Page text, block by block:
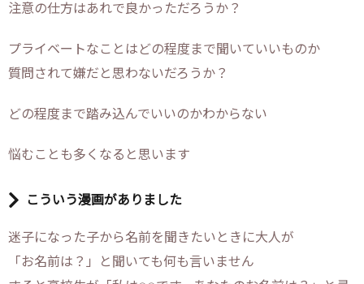
注意の仕方はあれで良かっただろうか？
プライベートなことはどの程度まで聞いていいものか
質問されて嫌だと思わないだろうか？
どの程度まで踏み込んでいいのかわからない
悩むことも多くなると思います
こういう漫画がありました
迷子になった子から名前を聞きたいときに大人が
「お名前は？」と聞いても何も言いません